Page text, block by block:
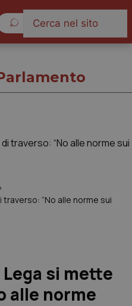
traverso: “No alle norme sui
Lega si mette
alle norme